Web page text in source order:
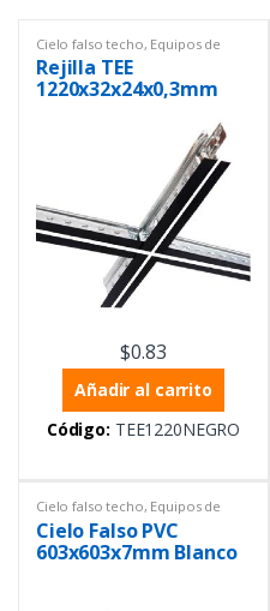
Cielo falso techo, Equipos de
Laboratorio,Materiales de
construcción
Rejilla TEE
1220x32x24x0,3mm
$0.83
Añadir al carrito
Código: TEE1220NEGRO
Cielo falso techo, Equipos de
Materiales de
construcción
Cielo Falso PVC
603x603x7mm Blanco